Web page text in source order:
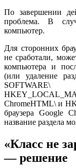
По завершении
проблема. В
компьютер.
Для сторонних
не сработали,
компьютера и
(или удаление
ChromeHTML\ и
браузера Google
название раздела
«Класс не
— решение